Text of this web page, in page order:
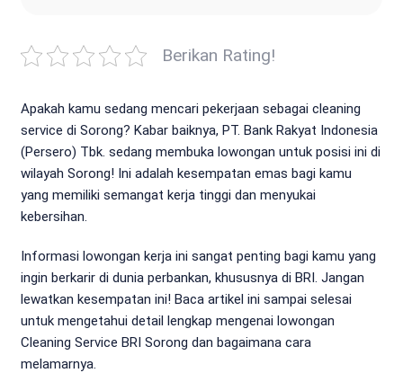
Berikan Rating!
Apakah kamu sedang mencari pekerjaan sebagai cleaning
service di Sorong? Kabar baiknya, PT. Bank Rakyat Indonesia
(Persero) Tbk. sedang membuka lowongan untuk posisi ini di
wilayah Sorong! Ini adalah kesempatan emas bagi kamu
yang memiliki semangat kerja tinggi dan menyukai
kebersihan.
Informasi lowongan kerja ini sangat penting bagi kamu yang
ingin berkarir di dunia perbankan, khususnya di BRI. Jangan
lewatkan kesempatan ini! Baca artikel ini sampai selesai
untuk mengetahui detail lengkap mengenai lowongan
Cleaning Service BRI Sorong dan bagaimana cara
melamarnya.